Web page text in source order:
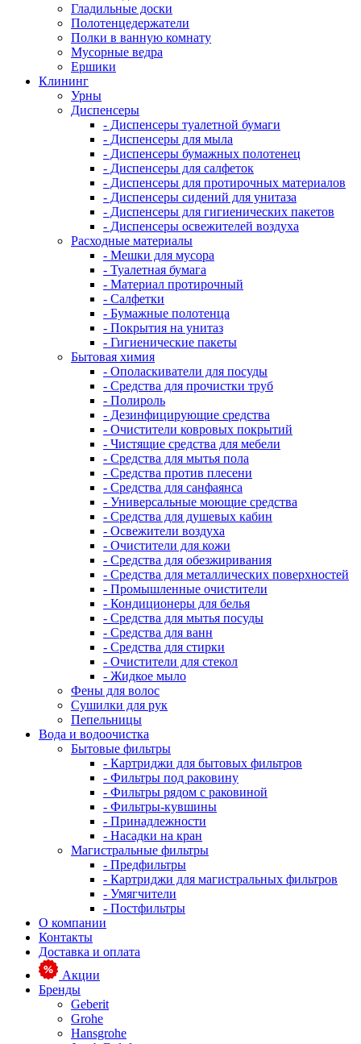
Гладильные доски
Полотенцедержатели
Полки в ванную комнату
Мусорные ведра
Ершики
Клининг
Урны
Диспенсеры
- Диспенсеры туалетной бумаги
- Диспенсеры для мыла
- Диспенсеры бумажных полотенец
- Диспенсеры для салфеток
- Диспенсеры для протирочных материалов
- Диспенсеры сидений для унитаза
- Диспенсеры для гигиенических пакетов
- Диспенсеры освежителей воздуха
Расходные материалы
- Мешки для мусора
- Туалетная бумага
- Материал протирочный
- Салфетки
- Бумажные полотенца
- Покрытия на унитаз
- Гигиенические пакеты
Бытовая химия
- Ополаскиватели для посуды
- Средства для прочистки труб
- Полироль
- Дезинфицирующие средства
- Очистители ковровых покрытий
- Чистящие средства для мебели
- Средства для мытья пола
- Средства против плесени
- Средства для санфаянса
- Универсальные моющие средства
- Средства для душевых кабин
- Освежители воздуха
- Очистители для кожи
- Средства для обезжиривания
- Средства для металлических поверхностей
- Промышленные очистители
- Кондиционеры для белья
- Средства для мытья посуды
- Средства для ванн
- Средства для стирки
- Очистители для стекол
- Жидкое мыло
Фены для волос
Сушилки для рук
Пепельницы
Вода и водоочистка
Бытовые фильтры
- Картриджи для бытовых фильтров
- Фильтры под раковину
- Фильтры рядом с раковиной
- Фильтры-кувшины
- Принадлежности
- Насадки на кран
Магистральные фильтры
- Предфильтры
- Картриджи для магистральных фильтров
- Умягчители
- Постфильтры
О компании
Контакты
Доставка и оплата
Акции
Бренды
Geberit
Grohe
Hansgrohe